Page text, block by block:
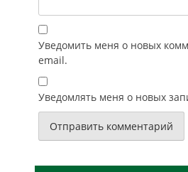
Уведомить меня о новых
email.
Уведомлять меня о новых